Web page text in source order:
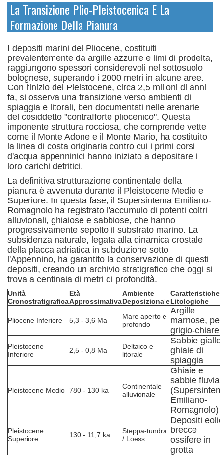
La Transizione Plio-Pleistocenica E La
Formazione Della Pianura
I depositi marini del Pliocene, costituiti
prevalentemente da argille azzurre e limi di prodelta,
raggiungono spessori considerevoli nel sottosuolo
bolognese, superando i 2000 metri in alcune aree.
Con l'inizio del Pleistocene, circa 2,5 milioni di anni
fa, si osserva una transizione verso ambienti di
spiaggia e litorali, ben documentati nelle arenarie
del cosiddetto "contrafforte pliocenico". Questa
imponente struttura rocciosa, che comprende vette
come il Monte Adone e il Monte Mario, ha costituito
la linea di costa originaria contro cui i primi corsi
d'acqua appenninici hanno iniziato a depositare i
loro carichi detritici.
La definitiva strutturazione continentale della
pianura è avvenuta durante il Pleistocene Medio e
Superiore. In questa fase, il Supersintema Emiliano-
Romagnolo ha registrato l'accumulo di potenti coltri
alluvionali, ghiaiose e sabbiose, che hanno
progressivamente sepolto il substrato marino. La
subsidenza naturale, legata alla dinamica crostale
della placca adriatica in subduzione sotto
l'Appennino, ha garantito la conservazione di questi
depositi, creando un archivio stratigrafico che oggi si
trova a centinaia di metri di profondità.
Unità
Cronostratigrafica
Età
Approssimativa
Ambiente
Deposizionale
Caratteristiche
Litologiche
Pliocene Inferiore 5,3 - 3,6 Ma
Mare aperto e
profondo
Argille
marnose,
grigio-chiare
Pleistocene
Inferiore
2,5 - 0,8 Ma
Deltaico e
litorale
Sabbie
ghiaie di
spiaggia
Pleistocene Medio 780 - 130 ka
Continentale
alluvionale
Ghiaie e
sabbie
Emiliano-
Romagnolo)
Pleistocene
Superiore
130 - 11,7 ka
Steppa-tundra
/ Loess
Depositi
brecce
ossifere in
grotta